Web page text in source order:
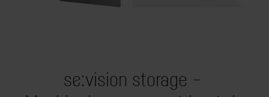
se:vision storage –